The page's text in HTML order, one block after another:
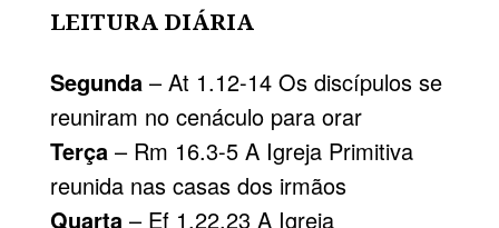
LEITURA DIÁRIA
Segunda – At 1.12-14 Os discípulos se
reuniram no cenáculo para orar
Terça – Rm 16.3-5 A Igreja Primitiva
reunida nas casas dos irmãos
Quarta – Ef 1.22,23 A Igreja